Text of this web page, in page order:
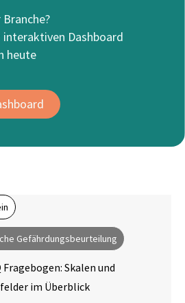
interaktiven Dashboard
heute
Gefährdungsbeurteilung
Fragebogen: Skalen und
im Überblick